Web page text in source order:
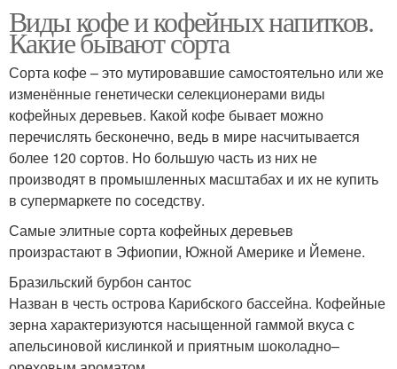
Виды кофе и кофейных напитков.
Какие бывают сорта
Сорта кофе – это мутировавшие самостоятельно или же
изменённые генетически селекционерами виды
кофейных деревьев. Какой кофе бывает можно
перечислять бесконечно, ведь в мире насчитывается
более 120 сортов. Но большую часть из них не
производят в промышленных масштабах и их не купить
в супермаркете по соседству.
Самые элитные сорта кофейных деревьев
произрастают в Эфиопии, Южной Америке и Йемене.
Бразильский бурбон сантос
Назван в честь острова Карибского бассейна. Кофейные
зерна характеризуются насыщенной гаммой вкуса с
апельсиновой кислинкой и приятным шоколадно–